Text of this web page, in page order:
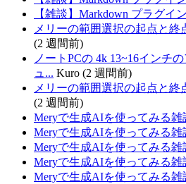
【雑談】Markdown プラグイ
メリーの範囲選択の起点と終
(2 週間前)
ノートPCの 4k 13~16インチ
ュ... Kuro (2 週間前)
メリーの範囲選択の起点と終
(2 週間前)
Meryで生成AIを使ってみる雑
Meryで生成AIを使ってみる雑
Meryで生成AIを使ってみる雑
Meryで生成AIを使ってみる雑
Meryで生成AIを使ってみる雑